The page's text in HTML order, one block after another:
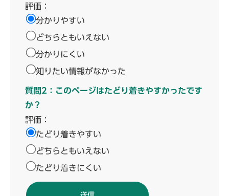
評価：
分かりやすい
どちらともいえない
分かりにくい
知りたい情報がなかった
質問2：このページはたどり着きやすかったです
か？
評価：
たどり着きやすい
どちらともいえない
たどり着きにくい